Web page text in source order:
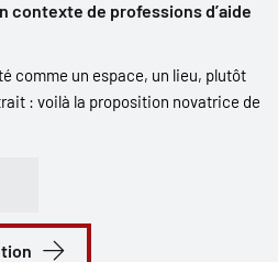
contexte de professions d’aide
comme un espace, un lieu, plutôt
: voilà la proposition novatrice de